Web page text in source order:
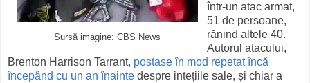
Sursă imagine: CBS News
într-un atac armat,
51 de persoane,
rănind altele 40.
Autorul atacului,
Brenton Harrison Tarrant, postase în mod repetat încă
începând cu un an înainte despre intețiile sale, și chiar a